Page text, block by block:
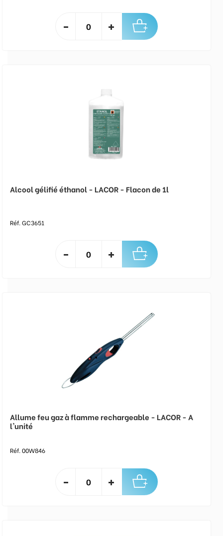
Alcool gélifié éthanol - LACOR - Flacon de 1l
Réf. GC3651
Allume feu gaz à flamme rechargeable - LACOR - A
l'unité
Réf. 00W846